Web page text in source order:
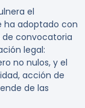
el
ha adoptado con
convocatoria
legal:
no nulos, y el
acción de
de las